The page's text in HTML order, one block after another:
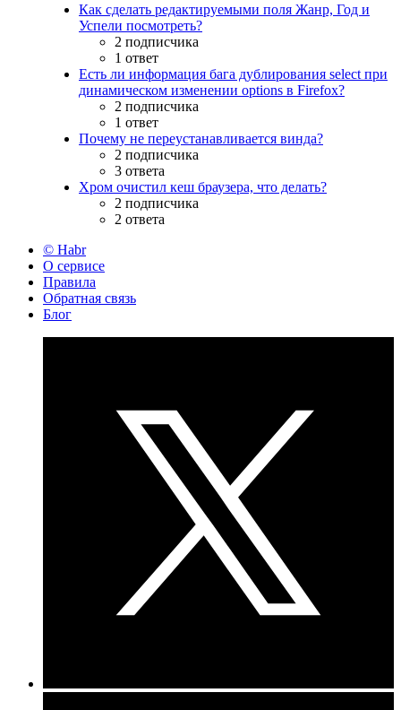
Как сделать редактируемыми поля Жанр, Год и
Успели посмотреть?
2 подписчика
1 ответ
Есть ли информация бага дублирования select при
динамическом изменении options в Firefox?
2 подписчика
1 ответ
Почему не переустанавливается винда?
2 подписчика
3 ответа
Хром очистил кеш браузера, что делать?
2 подписчика
2 ответа
© Habr
О сервисе
Правила
Обратная связь
Блог